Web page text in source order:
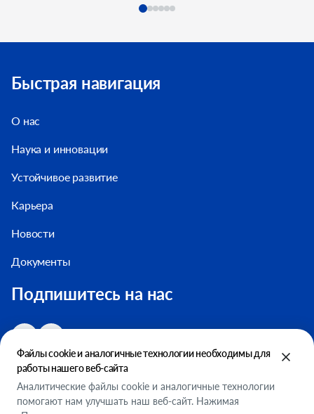
Быстрая навигация
О нас
Наука и инновации
Устойчивое развитие
Карьера
Новости
Документы
Подпишитесь на нас
Файлы cookie и аналогичные технологии необходимы для
работы нашего веб-сайта
Аналитические файлы cookie и аналогичные технологии
помогают нам улучшать наш веб-сайт. Нажимая